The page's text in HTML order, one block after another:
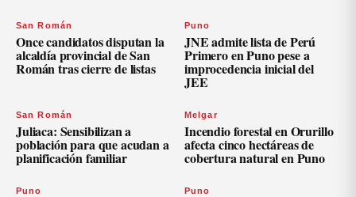
San Román
Once candidatos disputan la
alcaldía provincial de San
Román tras cierre de listas
Puno
JNE admite lista de Perú
Primero en Puno pese a
improcedencia inicial del
JEE
San Román
Juliaca: Sensibilizan a
población para que acudan a
planificación familiar
Melgar
Incendio forestal en Orurillo
afecta cinco hectáreas de
cobertura natural en Puno
Puno Puno